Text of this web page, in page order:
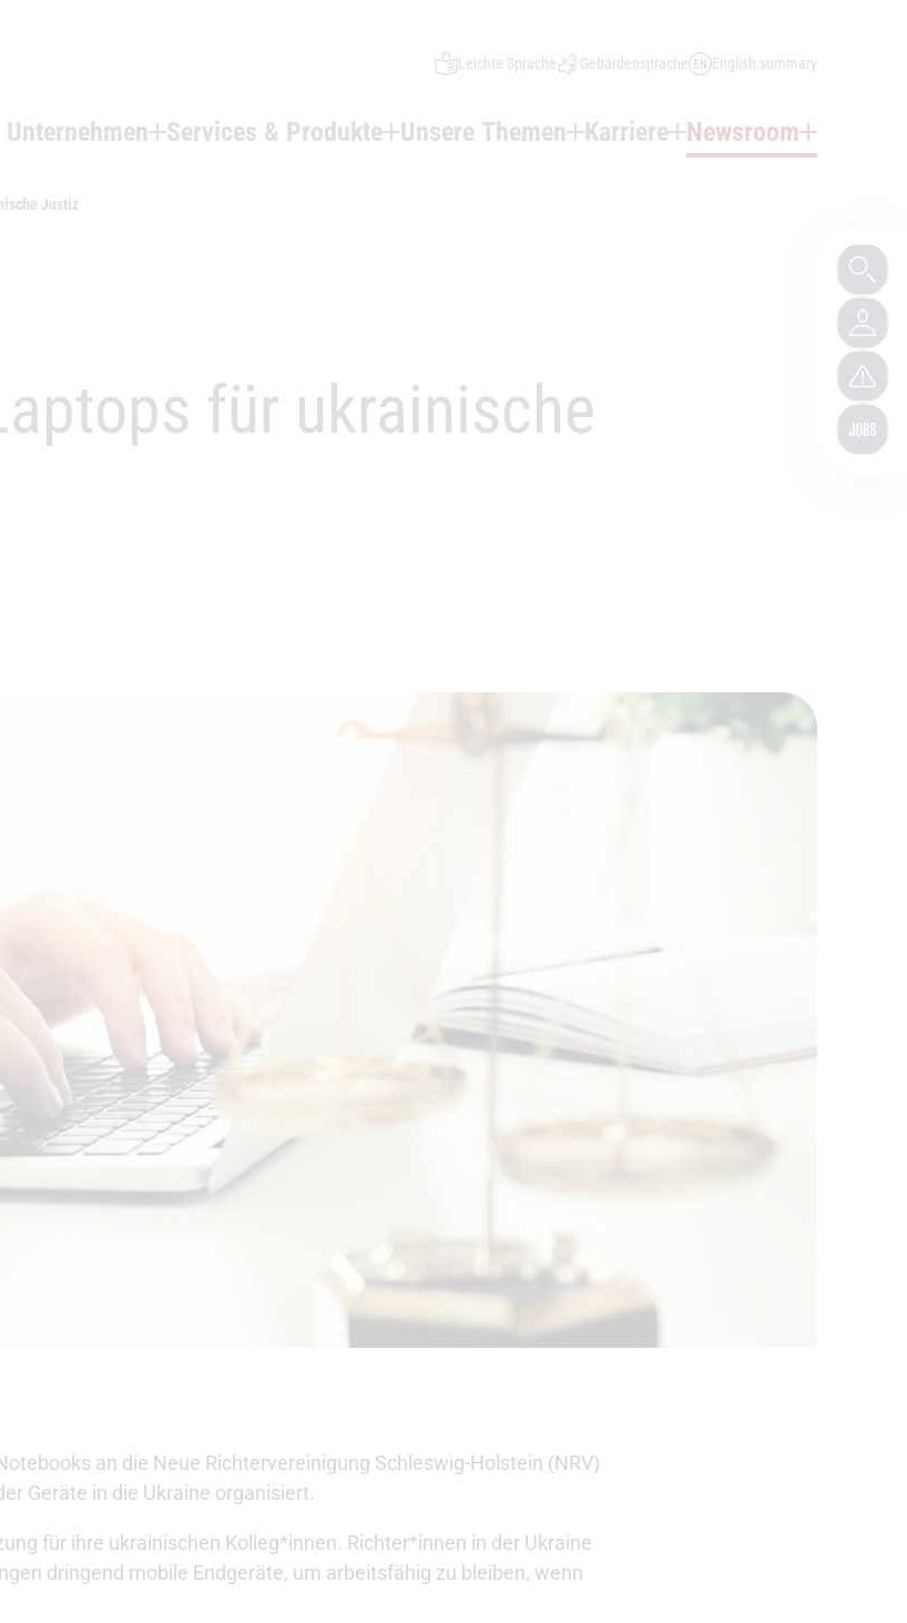
Leichte Sprache Gebärdensprache English summary
Unternehmen Services & Produkte Unsere Themen Karriere Newsroom
Justiz
für ukrainische
an die Neue Richtervereinigung Schleswig-Holstein (NRV)
Geräte in die Ukraine organisiert.
für ihre ukrainischen Kolleg*innen. Richter*innen in der Ukraine
dringend mobile Endgeräte, um arbeitsfähig zu bleiben, wenn